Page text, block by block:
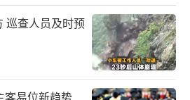
兰世立在已经收到金龙鱼
为何在两天后举办的新闻
提，还要求金龙鱼退还多
巡查人员及时预
客易位新趋势